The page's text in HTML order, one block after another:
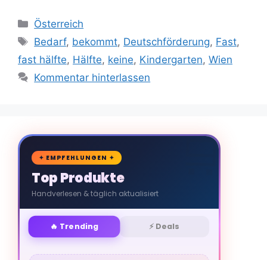
Kategorien
Österreich
Schlagwörter
Bedarf, bekommt, Deutschförderung, Fast,
fast hälfte, Hälfte, keine, Kindergarten, Wien
Kommentar hinterlassen
🛒
✦ EMPFEHLUNGEN ✦
Top Produkte
Handverlesen & täglich aktualisiert
🔥 Trending ⚡ Deals